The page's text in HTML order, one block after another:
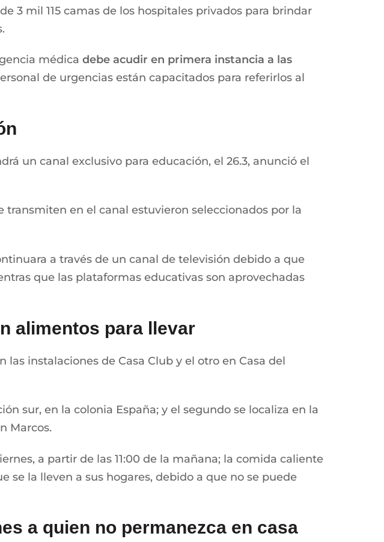
3 mil 115 camas de los hospitales privados para brindar
médica debe acudir en primera instancia a las
de urgencias están capacitados para referirlos al
un canal exclusivo para educación, el 26.3, anunció el
en el canal estuvieron seleccionados por la
a través de un canal de televisión debido a que
que las plataformas educativas son aprovechadas
alimentos para llevar
instalaciones de Casa Club y el otro en Casa del
sur, en la colonia España; y el segundo se localiza en la
Marcos.
a partir de las 11:00 de la mañana; la comida caliente
se la lleven a sus hogares, debido a que no se puede
a quien no permanezca en casa